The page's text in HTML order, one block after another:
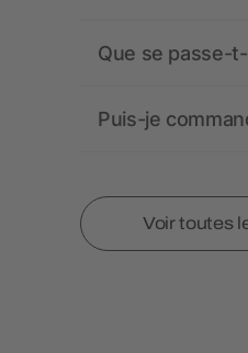
Que se passe-
Puis-je
Voir toutes